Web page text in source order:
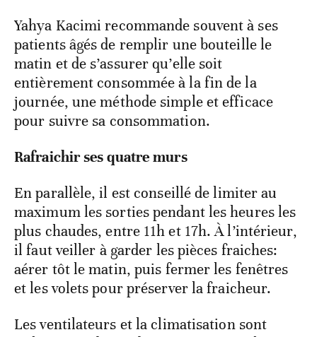
Yahya Kacimi recommande souvent à ses
patients âgés de remplir une bouteille le
matin et de s’assurer qu’elle soit
entièrement consommée à la fin de la
journée, une méthode simple et efficace
pour suivre sa consommation.
Rafraichir ses quatre murs
En parallèle, il est conseillé de limiter au
maximum les sorties pendant les heures les
plus chaudes, entre 11h et 17h. À l’intérieur,
il faut veiller à garder les pièces fraiches:
aérer tôt le matin, puis fermer les fenêtres
et les volets pour préserver la fraicheur.
Les ventilateurs et la climatisation sont